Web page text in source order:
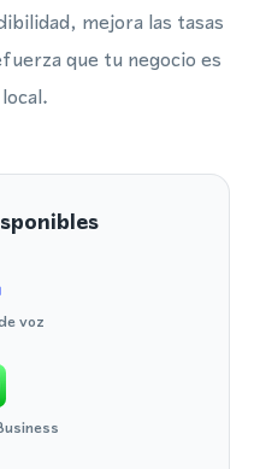
mejora las tasas
que tu negocio es
voz